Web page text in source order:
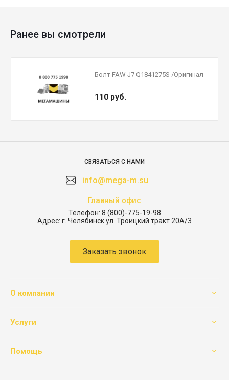
Ранее вы смотрели
Болт FAW J7 Q1841275S /Оригинал
110 руб.
СВЯЗАТЬСЯ С НАМИ
info@mega-m.su
Главный офис
Телефон: 8 (800)-775-19-98
Адрес: г. Челябинск ул. Троицкий тракт 20А/3
Заказать звонок
О компании
Услуги
Помощь